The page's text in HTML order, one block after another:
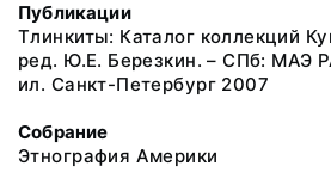
Публикации
Тлинкиты: Каталог коллекций
ред. Ю.Е. Березкин. – СПб: МАЭ
ил. Санкт-Петербург 2007
Собрание
Этнография Америки